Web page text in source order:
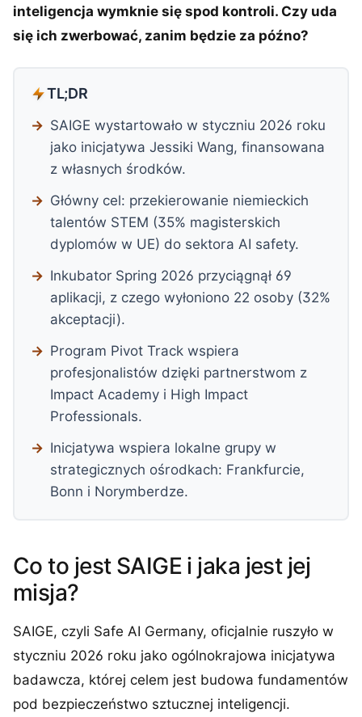
inteligencja wymknie się spod kontroli. Czy uda
się ich zwerbować, zanim będzie za późno?
TL;DR
SAIGE wystartowało w styczniu 2026 roku
jako inicjatywa Jessiki Wang, finansowana
z własnych środków.
Główny cel: przekierowanie niemieckich
talentów STEM (35% magisterskich
dyplomów w UE) do sektora AI safety.
Inkubator Spring 2026 przyciągnął 69
aplikacji, z czego wyłoniono 22 osoby (32%
akceptacji).
Program Pivot Track wspiera
profesjonalistów dzięki partnerstwom z
Impact Academy i High Impact
Professionals.
Inicjatywa wspiera lokalne grupy w
strategicznych ośrodkach: Frankfurcie,
Bonn i Norymberdze.
Co to jest SAIGE i jaka jest jej
misja?
SAIGE, czyli Safe AI Germany, oficjalnie ruszyło w
styczniu 2026 roku jako ogólnokrajowa inicjatywa
badawcza, której celem jest budowa fundamentów
pod bezpieczeństwo sztucznej inteligencji.